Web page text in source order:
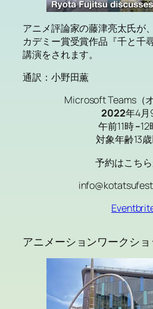
アニメ評論家の藤津亮太氏が
カデミー賞受賞作品『千と千
講演をされます。
通訳：小野田薫
Microsoft Teams（
2022年4月
午前11時–
対象年齢13
予約はこち
アニメーションワークシ